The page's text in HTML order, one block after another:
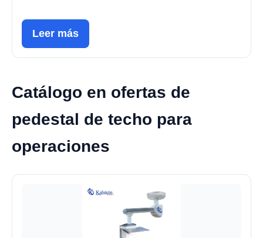
Leer más
Catálogo en ofertas de
pedestal de techo para
operaciones